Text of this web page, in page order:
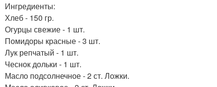
Ингредиенты:
Хлеб - 150 гр.
Огурцы свежие - 1 шт.
Помидоры красные - 3 шт.
Лук репчатый - 1 шт.
Чеснок дольки - 1 шт.
Масло подсолнечное - 2 ст. Ложки.